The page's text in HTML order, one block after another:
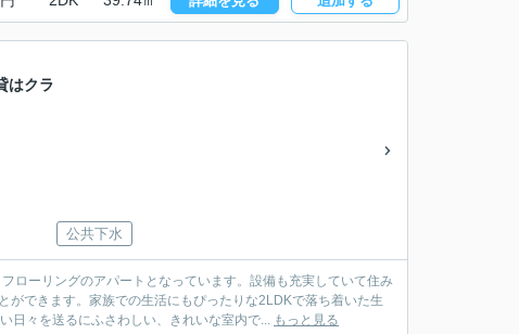
クラ
公共下水
ローリングのアパートとなっています。設備も充実していて住み
できます。家族での生活にもぴったりな2LDKで落ち着いた生
日々を送るにふさわしい、きれいな室内で... もっと見る